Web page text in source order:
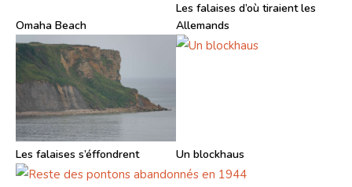
Omaha Beach
Les falaises d’où tiraient les
Allemands
Les falaises s’éffondrent Un blockhaus